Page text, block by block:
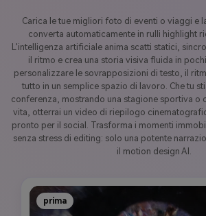
Carica le tue migliori foto di eventi o viaggi e
converta automaticamente in rulli highlight
L'intelligenza artificiale anima scatti statici,
il ritmo e crea una storia visiva fluida in
personalizzare le sovrapposizioni di testo, il
tutto in un semplice spazio di lavoro. Che tu
conferenza, mostrando una stagione sportiva o
vita, otterrai un video di riepilogo
pronto per il social. Trasforma i momenti
senza stress di editing: solo una potente
il motion design AI.
prima